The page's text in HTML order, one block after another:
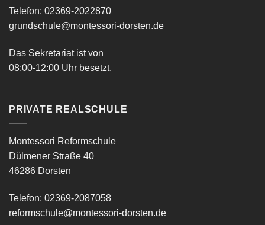
Telefon: 02369-2022870
grundschule@montessori-dorsten.de
Das Sekretariat ist von
08:00-12:00 Uhr besetzt.
PRIVATE REALSCHULE
Montessori Reformschule
Dülmener Straße 40
46286 Dorsten
Telefon: 02369-2087058
reformschule@montessori-dorsten.de